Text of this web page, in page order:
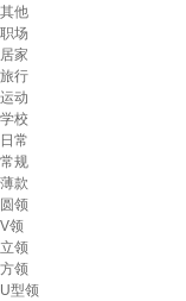
其他
职场
居家
旅行
运动
学校
日常
常规
薄款
圆领
V领
立领
方领
U型领